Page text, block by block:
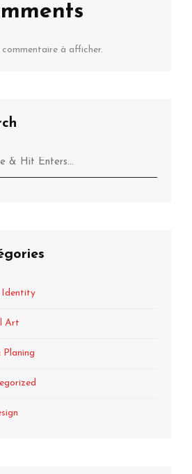
commentaire à afficher.
Identity
Art
Planing